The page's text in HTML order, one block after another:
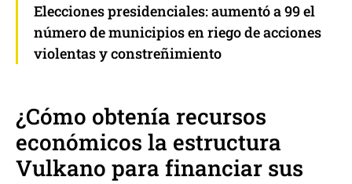
Elecciones presidenciales: aumentó a 99 el
número de municipios en riego de acciones
violentas y constreñimiento
¿Cómo obtenía recursos
económicos la estructura
Vulkano para financiar sus